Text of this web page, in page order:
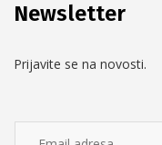
Newsletter
Prijavite se na novosti.